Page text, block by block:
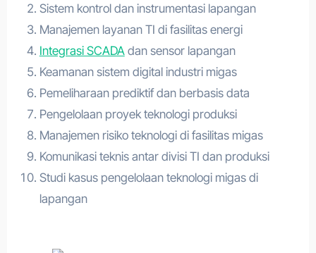
Sistem kontrol dan instrumentasi lapangan
Manajemen layanan TI di fasilitas energi
Integrasi SCADAdan sensor lapangan
Keamanan sistem digital industri migas
Pemeliharaan prediktif dan berbasis data
Pengelolaan proyek teknologi produksi
Manajemen risiko teknologi di fasilitas migas
Komunikasi teknis antar divisi TI dan produksi
Studi kasus pengelolaan teknologi migas di
lapangan